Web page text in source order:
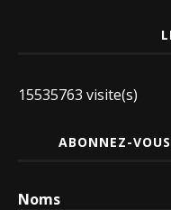
15535763 visite(s)
ABONNEZ-
Noms